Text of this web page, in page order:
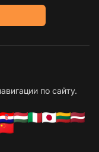
по сайту.